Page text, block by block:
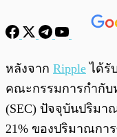
หลังจาก Ripple ได้รั
คณะกรรมการกำกั
(SEC) ปัจจุบันปริมา
21% ของปริมาณกา